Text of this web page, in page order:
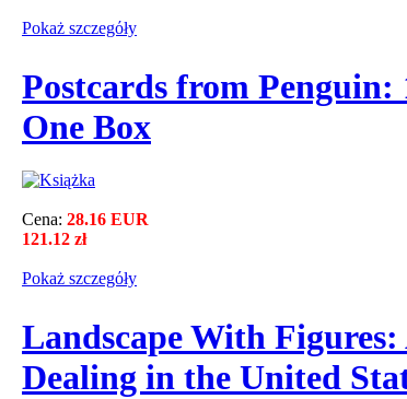
Pokaż szczegόły
Postcards from Penguin:
One Box
Cena: 28.16 EUR
121.12 zł
Pokaż szczegόły
Landscape With
Dealing in the United